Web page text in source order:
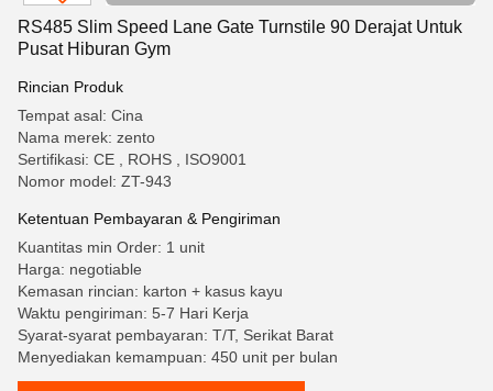
RS485 Slim Speed ​​​​Lane Gate Turnstile 90 Derajat Untuk
Pusat Hiburan Gym
Rincian Produk
Tempat asal: Cina
Nama merek: zento
Sertifikasi: CE , ROHS , ISO9001
Nomor model: ZT-943
Ketentuan Pembayaran & Pengiriman
Kuantitas min Order: 1 unit
Harga: negotiable
Kemasan rincian: karton + kasus kayu
Waktu pengiriman: 5-7 Hari Kerja
Syarat-syarat pembayaran: T/T, Serikat Barat
Menyediakan kemampuan: 450 unit per bulan